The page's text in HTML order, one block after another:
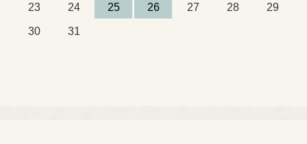
23 24 25 26 27 28 29
30 31